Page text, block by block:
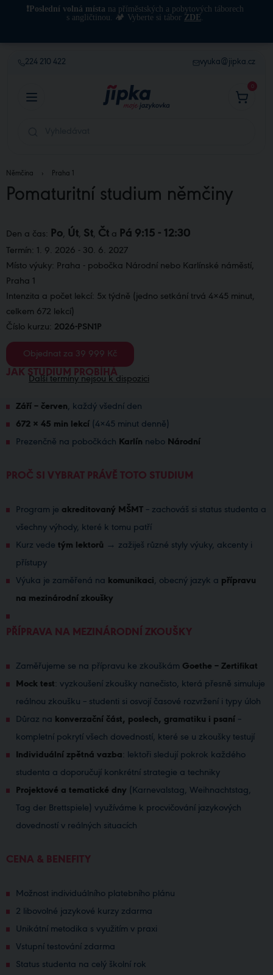
224 210 422 vyuka@jipka.cz
0
Němčina › Praha 1
Pomaturitní studium němčiny
Den a čas: Po, Út, St, Čt a Pá 9:15 - 12:30
Termín: 1. 9. 2026 - 30. 6. 2027
Místo výuky: Praha - pobočka Národní nebo Karlínské náměstí,
Praha 1
Intenzita a počet lekcí: 5x týdně (jedno setkání trvá 4×45 minut,
celkem 672 lekcí)
Číslo kurzu: 2026-PSN1P
Objednat za 39 999 Kč
Další termíny nejsou k dispozici
JAK STUDIUM PROBÍHÁ
Září – červen, každý všední den
672 × 45 min lekcí (4×45 minut denně)
Prezenčně na pobočkách Karlín nebo Národní
PROČ SI VYBRAT PRÁVĚ TOTO STUDIUM
Program je akreditovaný MŠMT – zachováš si status studenta a
všechny výhody, které k tomu patří
Kurz vede tým lektorů → zažiješ různé styly výuky, akcenty i
přístupy
Výuka je zaměřená na komunikaci, obecný jazyk a přípravu
na mezinárodní zkoušky
PŘÍPRAVA NA MEZINÁRODNÍ ZKOUŠKY
Zaměřujeme se na přípravu ke zkouškám Goethe – Zertifikat
Mock test: vyzkoušení zkoušky nanečisto, která přesně simuluje
reálnou zkoušku – studenti si osvojí časové rozvržení i typy úloh
Důraz na konverzační část, poslech, gramatiku i psaní –
kompletní pokrytí všech dovedností, které se u zkoušky testují
Individuální zpětná vazba: lektoři sledují pokrok každého
studenta a doporučují konkrétní strategie a techniky
Projektové a tematické dny (Karnevalstag, Weihnachtstag,
Tag der Brettspiele) využíváme k procvičování jazykových
dovedností v reálných situacích
CENA & BENEFITY
Možnost individuálního platebního plánu
2 libovolné jazykové kurzy zdarma
Unikátní metodika s využitím v praxi
Vstupní testování zdarma
Status studenta na celý školní rok
❗Poslední volná místa na příměstských a pobytových táborech
s angličtinou. 🏕️ Vyberte si tábor ZDE.